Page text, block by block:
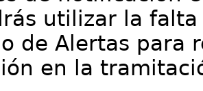
utilizar la
de Alertas para
en la